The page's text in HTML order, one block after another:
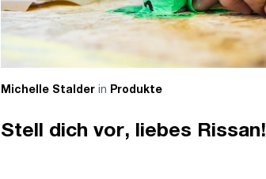
Michelle Stalderin Produkte
Stell dich vor, liebes Rissan!